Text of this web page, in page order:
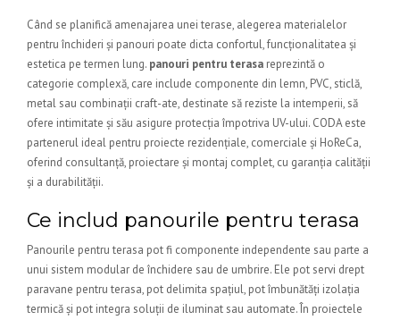
Când se planifică amenajarea unei terase, alegerea materialelor
pentru închideri și panouri poate dicta confortul, funcționalitatea și
estetica pe termen lung. panouri pentru terasa reprezintă o
categorie complexă, care include componente din lemn, PVC, sticlă,
metal sau combinații craft-ate, destinate să reziste la intemperii, să
ofere intimitate și său asigure protecția împotriva UV-ului. CODA este
partenerul ideal pentru proiecte rezidențiale, comerciale și HoReCa,
oferind consultanță, proiectare și montaj complet, cu garanția calității
și a durabilității.
Ce includ panourile pentru terasa
Panourile pentru terasa pot fi componente independente sau parte a
unui sistem modular de închidere sau de umbrire. Ele pot servi drept
paravane pentru terasa, pot delimita spațiul, pot îmbunătăți izolația
termică și pot integra soluții de iluminat sau automate. În proiectele